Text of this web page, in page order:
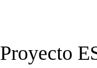
Proyecto